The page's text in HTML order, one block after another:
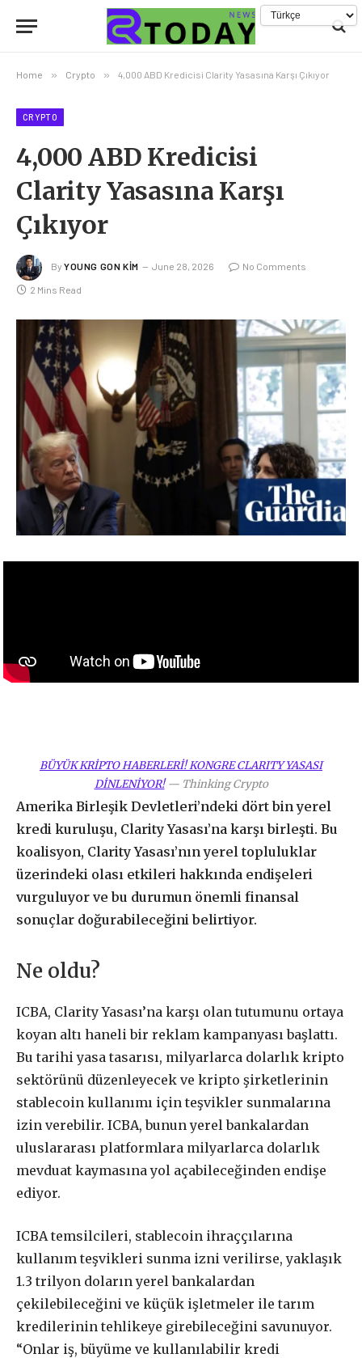
Home » Crypto » 4,000 ABD Kredicisi Clarity Yasasına Karşı Çıkıyor
CRYPTO
4,000 ABD Kredicisi
Clarity Yasasına Karşı
Çıkıyor
By YOUNG GON KIM June 28, 2026 No Comments
2 Mins Read
BÜYÜK KRİPTO HABERLERİ! KONGRE CLARITY YASASI
DİNLENİYOR!— Thinking Crypto
Amerika Birleşik Devletleri’ndeki dört bin yerel
kredi kuruluşu, Clarity Yasası’na karşı birleşti. Bu
koalisyon, Clarity Yasası’nın yerel topluluklar
üzerindeki olası etkileri hakkında endişeleri
vurguluyor ve bu durumun önemli finansal
sonuçlar doğurabileceğini belirtiyor.
Ne oldu?
ICBA, Clarity Yasası’na karşı olan tutumunu ortaya
koyan altı haneli bir reklam kampanyası başlattı.
Bu tarihi yasa tasarısı, milyarlarca dolarlık kripto
sektörünü düzenleyecek ve kripto şirketlerinin
stablecoin kullanımı için teşvikler sunmalarına
izin verebilir. ICBA, bunun yerel bankalardan
uluslararası platformlara milyarlarca dolarlık
mevduat kaymasına yol açabileceğinden endişe
ediyor.
ICBA temsilcileri, stablecoin ihraççılarına
kullanım teşvikleri sunma izni verilirse, yaklaşık
1.3 trilyon doların yerel bankalardan
çekilebileceğini ve küçük işletmeler ile tarım
kredilerinin tehlikeye girebileceğini savunuyor.
“Onlar iş, büyüme ve kullanılabilir kredi